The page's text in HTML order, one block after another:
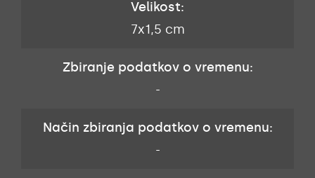
Velikost:
7x1,5 cm
Zbiranje podatkov o vremenu:
-
Način zbiranja podatkov o vremenu:
-